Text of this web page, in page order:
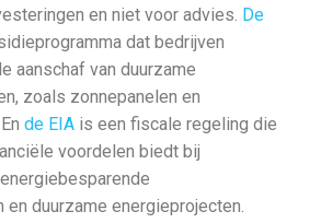
en niet voor advies. De
dat bedrijven
aanschaf van duurzame
zoals zonnepanelen en
de EIA is een fiscale regeling die
voordelen biedt bij
duurzame energieprojecten.